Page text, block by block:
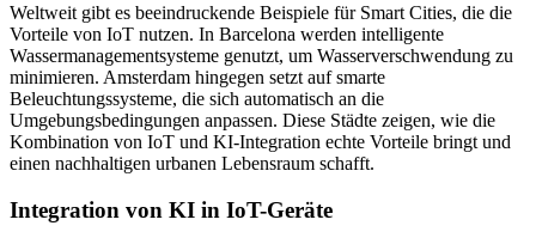
Weltweit gibt es beeindruckende Beispiele für Smart Cities, die die
Vorteile von IoT nutzen. In Barcelona werden intelligente
Wassermanagementsysteme genutzt, um Wasserverschwendung zu
minimieren. Amsterdam hingegen setzt auf smarte
Beleuchtungssysteme, die sich automatisch an die
Umgebungsbedingungen anpassen. Diese Städte zeigen, wie die
Kombination von IoT und KI-Integration echte Vorteile bringt und
einen nachhaltigen urbanen Lebensraum schafft.
Integration von KI in IoT-Geräte